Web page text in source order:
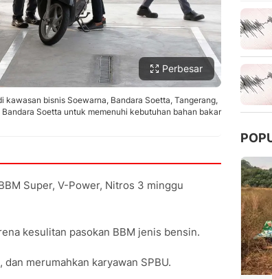
Perbesar
kawasan bisnis Soewarna, Bandara Soetta, Tangerang,
Soetta untuk memenuhi kebutuhan bahan bakar
Super, V-Power, Nitros 3 minggu
kesulitan pasokan BBM jenis bensin.
merumahkan karyawan SPBU.